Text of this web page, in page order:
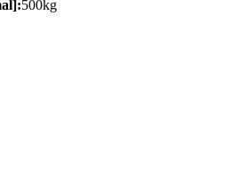
500kg